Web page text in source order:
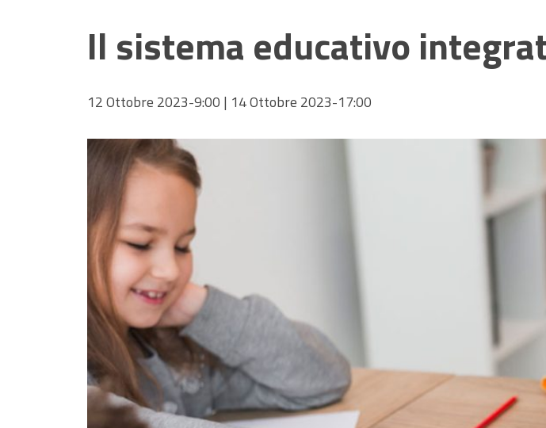
Hit enter to search or ESC to close
Il sistema educativo
12 Ottobre 2023-9:00 | 14 Ottobre 2023-17:00